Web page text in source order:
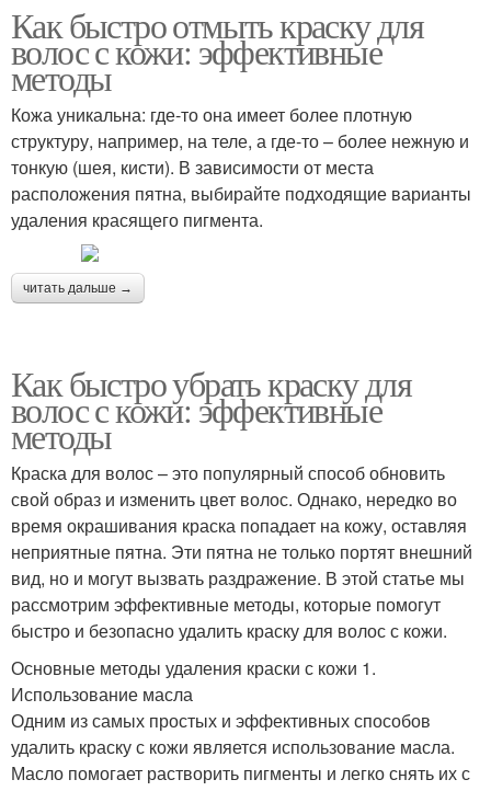
Как быстро отмыть краску для
волос с кожи: эффективные
методы
Кожа уникальна: где-то она имеет более плотную
структуру, например, на теле, а где-то – более нежную и
тонкую (шея, кисти). В зависимости от места
расположения пятна, выбирайте подходящие варианты
удаления красящего пигмента.
читать дальше →
Как быстро убрать краску для
волос с кожи: эффективные
методы
Краска для волос – это популярный способ обновить
свой образ и изменить цвет волос. Однако, нередко во
время окрашивания краска попадает на кожу, оставляя
неприятные пятна. Эти пятна не только портят внешний
вид, но и могут вызвать раздражение. В этой статье мы
рассмотрим эффективные методы, которые помогут
быстро и безопасно удалить краску для волос с кожи.
Основные методы удаления краски с кожи 1.
Использование масла
Одним из самых простых и эффективных способов
удалить краску с кожи является использование масла.
Масло помогает растворить пигменты и легко снять их с